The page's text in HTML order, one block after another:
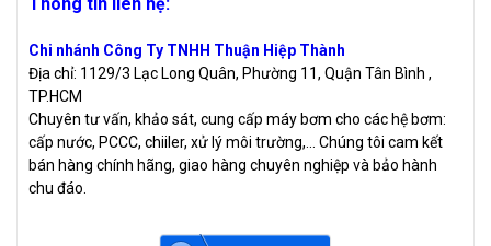
Chi nhánh Công Ty TNHH Thuận Hiệp Thành
Địa chỉ: 1129/3 Lạc Long Quân, Phường 11, Quận Tân Bình ,
TP.HCM
Chuyên tư vấn, khảo sát, cung cấp máy bơm cho các hệ bơm:
cấp nước, PCCC, chiiler, xử lý môi trường,... Chúng tôi cam kết
bán hàng chính hãng, giao hàng chuyên nghiệp và bảo hành
chu đáo.